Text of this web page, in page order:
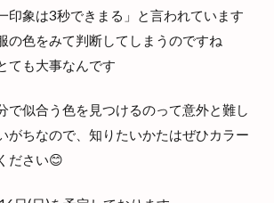
印象は3秒できまる」と言われています
の色をみて判断してしまうのですね
ても大事なんです
で似合う色を見つけるのって意外と難し
がちなので、知りたいかたはぜひカラー
ださい😊